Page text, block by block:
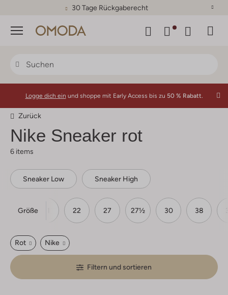
30 Tage Rückgaberecht
Menü
Logge dich ein und shoppe mit Early Access bis zu 50 % Rabatt.
Zurück
Nike Sneaker rot
6 items
Sneaker Low Sneaker High
Größe 22 27 27½ 30 38
Rot Nike
Filtern und sortieren